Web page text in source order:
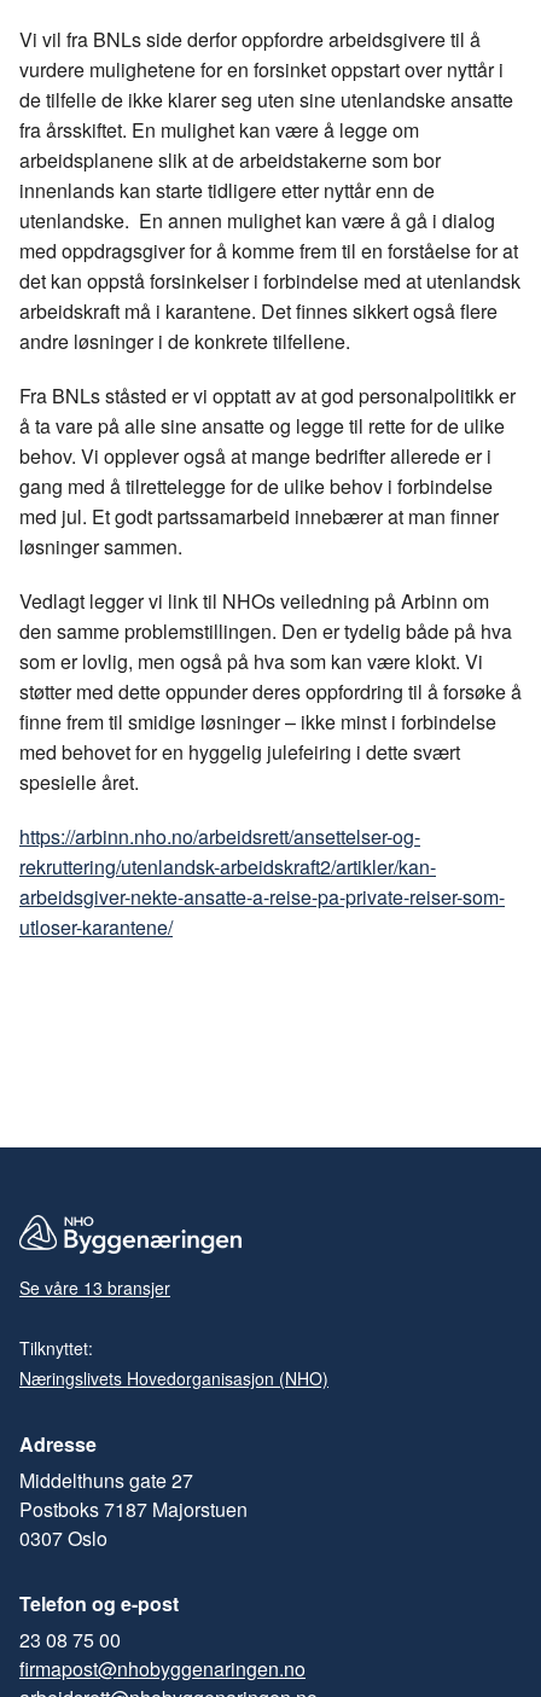
Vi vil fra BNLs side derfor oppfordre arbeidsgivere til å
vurdere mulighetene for en forsinket oppstart over nyttår i
de tilfelle de ikke klarer seg uten sine utenlandske ansatte
fra årsskiftet. En mulighet kan være å legge om
arbeidsplanene slik at de arbeidstakerne som bor
innenlands kan starte tidligere etter nyttår enn de
utenlandske. En annen mulighet kan være å gå i dialog
med oppdragsgiver for å komme frem til en forståelse for at
det kan oppstå forsinkelser i forbindelse med at utenlandsk
arbeidskraft må i karantene. Det finnes sikkert også flere
andre løsninger i de konkrete tilfellene.
Fra BNLs ståsted er vi opptatt av at god personalpolitikk er
å ta vare på alle sine ansatte og legge til rette for de ulike
behov. Vi opplever også at mange bedrifter allerede er i
gang med å tilrettelegge for de ulike behov i forbindelse
med jul. Et godt partssamarbeid innebærer at man finner
løsninger sammen.
Vedlagt legger vi link til NHOs veiledning på Arbinn om
den samme problemstillingen. Den er tydelig både på hva
som er lovlig, men også på hva som kan være klokt. Vi
støtter med dette oppunder deres oppfordring til å forsøke å
finne frem til smidige løsninger – ikke minst i forbindelse
med behovet for en hyggelig julefeiring i dette svært
spesielle året.
https://arbinn.nho.no/arbeidsrett/ansettelser-og-
rekruttering/utenlandsk-arbeidskraft2/artikler/kan-
arbeidsgiver-nekte-ansatte-a-reise-pa-private-reiser-som-
utloser-karantene/
Se våre 13 bransjer
Tilknyttet:
Næringslivets Hovedorganisasjon (NHO)
Adresse
Middelthuns gate 27
Postboks 7187 Majorstuen
0307 Oslo
Telefon og e-post
23 08 75 00
firmapost@nhobyggenaringen.no